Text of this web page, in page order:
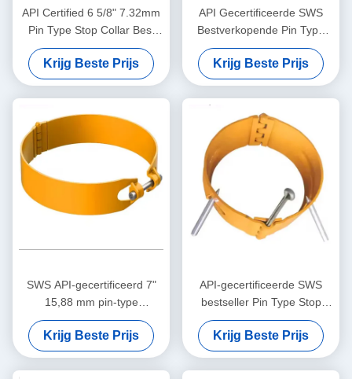
API Certified 6 5/8" 7.32mm
Pin Type Stop Collar Best
Selling SWS High Carbon
Steel Movement Limiter for
Casing Centralizers
Krijg Beste Prijs
API Gecertificeerde SWS
Bestverkopende Pin Type
Stopkraag 5 1/2" 6.20mm 1
Jaar Garantie Olie & Gas
Casing Centralizer Tool
Krijg Beste Prijs
SWS API-gecertificeerd 7"
15,88 mm pin-type
stopkraag 1 jaar garantie
voor
centralisatietoepassingen
voor olie- en gasbehuizingen
Krijg Beste Prijs
API-gecertificeerde SWS
bestseller Pin Type Stop
Collar 7" 13.72mm1 jaar
garantie Olie & Gas Casing
Centralizer Tool
Krijg Beste Prijs